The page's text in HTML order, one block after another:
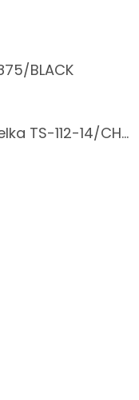
BLACK
hviezdičiek.
Dámska kožená kabelka TS-112-14/CHOCO
hviezdičiek.